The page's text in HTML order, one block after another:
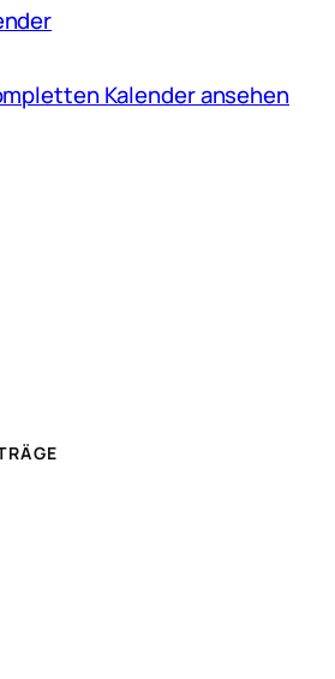
Kalender ansehen